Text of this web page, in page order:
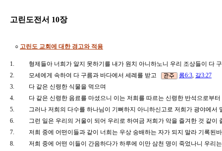
고린도전서 10장
○ 고린도 교회에 대한 경고와 적용
1.
형제들아 너희가 알지 못하기를 내가 원치 아니하노니 우리 조상들이 다
2.
모세에게 속하여 다 구름과 바다에서 세례를 받고 롬6:3, 갈3:27
3.
다 같은 신령한 식물을 먹으며
4.
다 같은 신령한 음료를 마셨으니 이는 저희를 따르는 신령한 반석으로부
5.
그러나 저희의 다수를 하나님이 기뻐하지 아니하신고로 저희가 광야에
6.
그런 일은 우리의 거울이 되어 우리로 하여금 저희가 악을 즐겨한 것 같
7.
저희 중에 어떤이들과 같이 너희는 우상 숭배하는 자가 되지 말라 기록
8.
저희 중에 어떤 이들이 간음하다가 하루에 이만 삼천 명이 죽었나니 우